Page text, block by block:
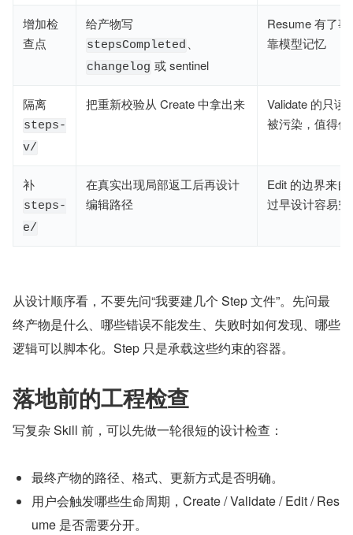
增加检
查点
给产物写
stepsCompleted 、
changelog 或 sentinel
Resume 有了
靠模型记忆
隔离
steps-
v/
把重新校验从 Create 中拿出来
Validate 的只读
被污染，值得
补
steps-
e/
在真实出现局部返工后再设计
编辑路径
Edit 的边界来
过早设计容易空
从设计顺序看，不要先问“我要建几个 Step 文件”。先问最
终产物是什么、哪些错误不能发生、失败时如何发现、哪些
逻辑可以脚本化。Step 只是承载这些约束的容器。
落地前的工程检查
写复杂 Skill 前，可以先做一轮很短的设计检查：
最终产物的路径、格式、更新方式是否明确。
用户会触发哪些生命周期，Create / Validate / Edit / Res
ume 是否需要分开。